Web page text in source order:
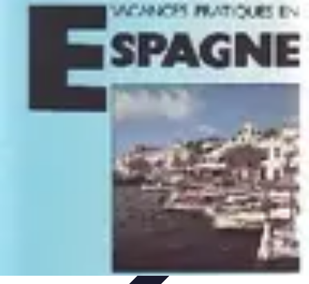
Choix des Légumes
Astuces et Conseils
Guide Légumes